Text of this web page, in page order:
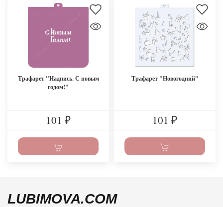
Трафарет "Надпись. С новым
годом!"
101 ₽
Трафарет "Новогодний"
101 ₽
LUBIMOVA.COM